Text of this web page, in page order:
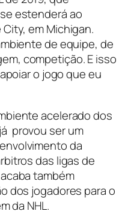
estenderá ao
em Michigan.
de equipe, de
competição. E isso
o jogo que eu
acelerado dos
já provou ser um
da
das ligas de
também
dos jogadores para o
da NHL.